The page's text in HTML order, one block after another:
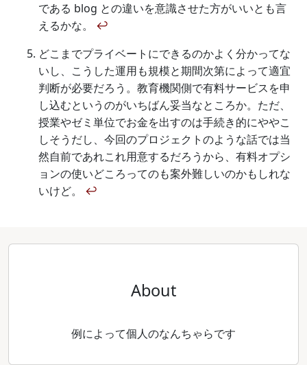
である blog との違いを意識させた方がいいとも言
えるかな。 ↩
どこまでプライベートにできるのかよく分かってな
いし、こうした運用も規模と期間次第によって適宜
判断が必要だろう。教育機関側で有料サービスを申
し込むというのがいちばん妥当なところか。ただ、
授業やゼミ単位でお金を出すのは手続き的にややこ
しそうだし、今回のプロジェクトのような話では当
然自前であれこれ用意するだろうから、有料オプシ
ョンの使いどころってのも案外難しいのかもしれな
いけど。 ↩
About
例によって個人のなんちゃらです